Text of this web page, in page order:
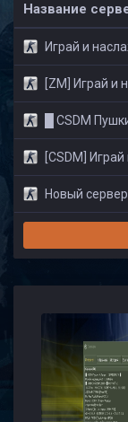
Название
Играй и
[ZM] Играй и
█ CSDM Пушки +
[CSDM] Играй и
Новый